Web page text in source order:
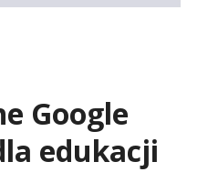
Google
edukacji